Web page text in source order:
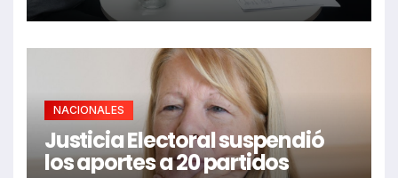
NACIONALES
Justicia Electoral suspendió
los aportes a 20 partidos